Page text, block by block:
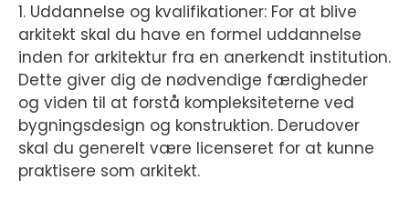
1. Uddannelse og kvalifikationer: For at blive
arkitekt skal du have en formel uddannelse
inden for arkitektur fra en anerkendt institution.
Dette giver dig de nødvendige færdigheder
og viden til at forstå kompleksiteterne ved
bygningsdesign og konstruktion. Derudover
skal du generelt være licenseret for at kunne
praktisere som arkitekt.